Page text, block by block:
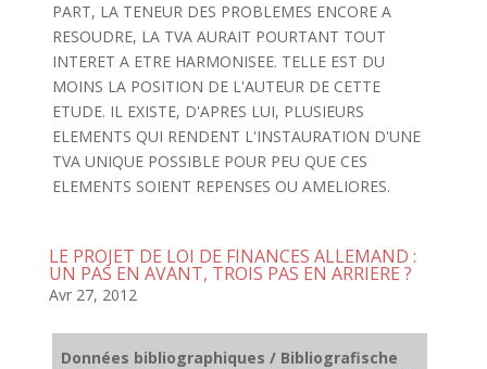
PART, LA TENEUR DES PROBLEMES ENCORE A
RESOUDRE, LA TVA AURAIT POURTANT TOUT
INTERET A ETRE HARMONISEE. TELLE EST DU
MOINS LA POSITION DE L'AUTEUR DE CETTE
ETUDE. IL EXISTE, D'APRES LUI, PLUSIEURS
ELEMENTS QUI RENDENT L'INSTAURATION D'UNE
TVA UNIQUE POSSIBLE POUR PEU QUE CES
ELEMENTS SOIENT REPENSES OU AMELIORES.
LE PROJET DE LOI DE FINANCES ALLEMAND :
UN PAS EN AVANT, TROIS PAS EN ARRIERE ?
Avr 27, 2012
Données bibliographiques / Bibliografische